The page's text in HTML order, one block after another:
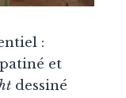
:
et
dessiné